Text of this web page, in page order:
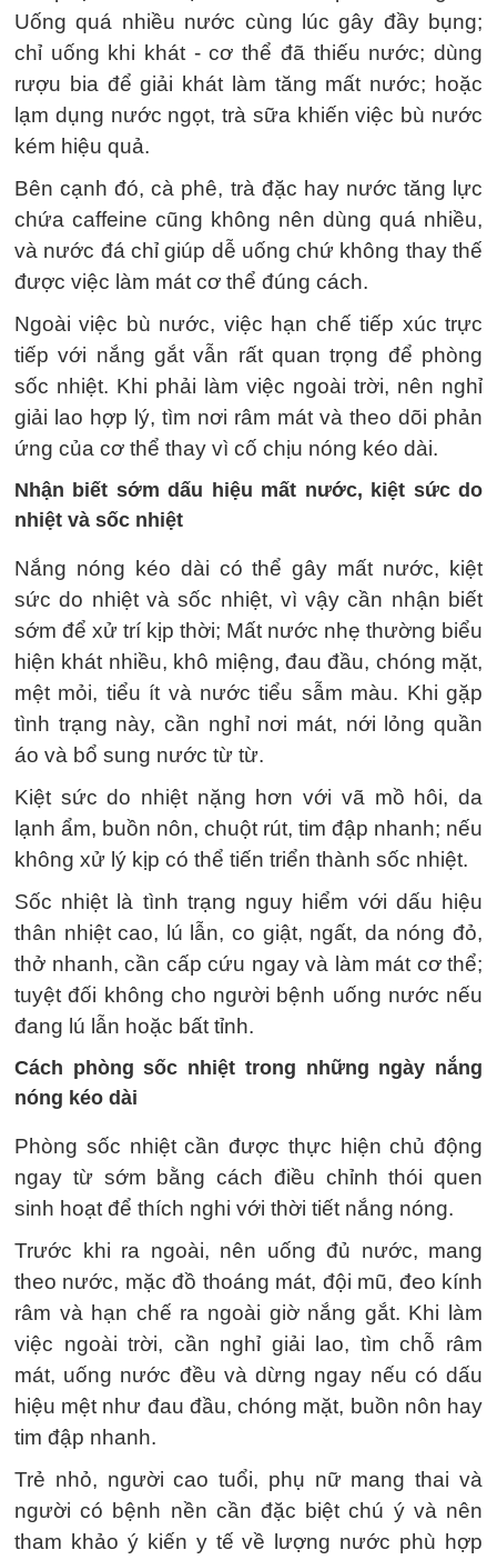
Uống quá nhiều nước cùng lúc gây đầy bụng;
chỉ uống khi khát - cơ thể đã thiếu nước; dùng
rượu bia để giải khát làm tăng mất nước; hoặc
lạm dụng nước ngọt, trà sữa khiến việc bù nước
kém hiệu quả.
Bên cạnh đó, cà phê, trà đặc hay nước tăng lực
chứa caffeine cũng không nên dùng quá nhiều,
và nước đá chỉ giúp dễ uống chứ không thay thế
được việc làm mát cơ thể đúng cách.
Ngoài việc bù nước, việc hạn chế tiếp xúc trực
tiếp với nắng gắt vẫn rất quan trọng để phòng
sốc nhiệt. Khi phải làm việc ngoài trời, nên nghỉ
giải lao hợp lý, tìm nơi râm mát và theo dõi phản
ứng của cơ thể thay vì cố chịu nóng kéo dài.
Nhận biết sớm dấu hiệu mất nước, kiệt sức do
nhiệt và sốc nhiệt
Nắng nóng kéo dài có thể gây mất nước, kiệt
sức do nhiệt và sốc nhiệt, vì vậy cần nhận biết
sớm để xử trí kịp thời; Mất nước nhẹ thường biểu
hiện khát nhiều, khô miệng, đau đầu, chóng mặt,
mệt mỏi, tiểu ít và nước tiểu sẫm màu. Khi gặp
tình trạng này, cần nghỉ nơi mát, nới lỏng quần
áo và bổ sung nước từ từ.
Kiệt sức do nhiệt nặng hơn với vã mồ hôi, da
lạnh ẩm, buồn nôn, chuột rút, tim đập nhanh; nếu
không xử lý kịp có thể tiến triển thành sốc nhiệt.
Sốc nhiệt là tình trạng nguy hiểm với dấu hiệu
thân nhiệt cao, lú lẫn, co giật, ngất, da nóng đỏ,
thở nhanh, cần cấp cứu ngay và làm mát cơ thể;
tuyệt đối không cho người bệnh uống nước nếu
đang lú lẫn hoặc bất tỉnh.
Cách phòng sốc nhiệt trong những ngày nắng
nóng kéo dài
Phòng sốc nhiệt cần được thực hiện chủ động
ngay từ sớm bằng cách điều chỉnh thói quen
sinh hoạt để thích nghi với thời tiết nắng nóng.
Trước khi ra ngoài, nên uống đủ nước, mang
theo nước, mặc đồ thoáng mát, đội mũ, đeo kính
râm và hạn chế ra ngoài giờ nắng gắt. Khi làm
việc ngoài trời, cần nghỉ giải lao, tìm chỗ râm
mát, uống nước đều và dừng ngay nếu có dấu
hiệu mệt như đau đầu, chóng mặt, buồn nôn hay
tim đập nhanh.
Trẻ nhỏ, người cao tuổi, phụ nữ mang thai và
người có bệnh nền cần đặc biệt chú ý và nên
tham khảo ý kiến y tế về lượng nước phù hợp